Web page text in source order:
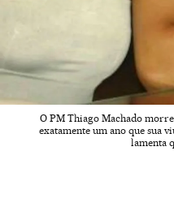
O PM Thiago Machado
exatamente um ano que sua
lamenta